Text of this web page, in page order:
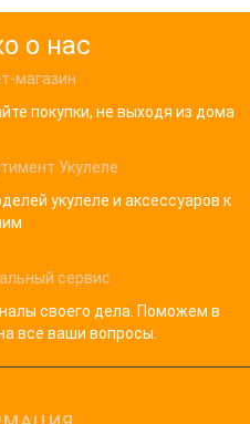
о нас
магазин
покупки, не выходя из дома
Укулеле
укулеле и аксессуаров к
сервис
своего дела. Поможем в
все ваши вопросы.